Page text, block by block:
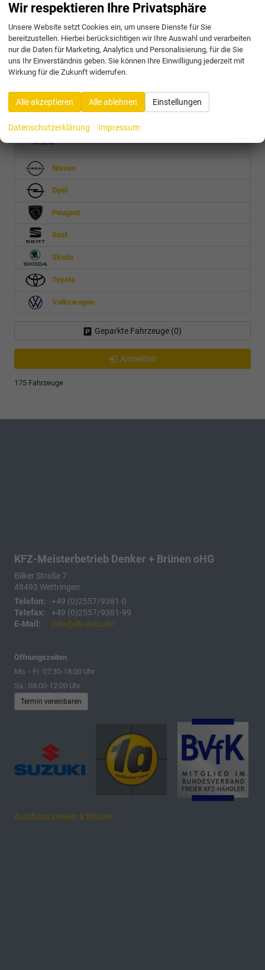
Alle Bewertungen anzeigen >
Audi
Cupra
Formentor VZ5
Leon Sportstourer
Terramar
Nissan
Opel
Peugeot
Seat
Skoda
Toyota
Volkswagen
Geparkte Fahrzeuge (0)
Anmelden
175 Fahrzeuge
KFZ-Meisterbetrieb Denker + Brünen oHG
Bilker Straße 7
48493 Wettringen
Telefon:
+49 (0)2557/9381-0
Telefax:
+49 (0)2557/9381-99
E-Mail:
info@db-auto.de
Öffnungszeiten
Mo. - Fr: 07:30-18:00 Uhr
Sa.: 08:00-12:00 Uhr
Termin vereinbaren
Autohaus Denker & Brünen
Wir respektieren Ihre Privatsphäre
Unsere Website setzt Cookies ein, um unsere Dienste für Sie
bereitzustellen. Hierbei berücksichtigen wir Ihre Auswahl und verarbeiten
nur die Daten für Marketing, Analytics und Personalisierung, für die Sie
uns Ihr Einverständnis geben. Sie können Ihre Einwilligung jederzeit mit
Wirkung für die Zukunft widerrufen.
Alle akzeptieren Alle ablehnen Einstellungen
Datenschutzerklärung Impressum